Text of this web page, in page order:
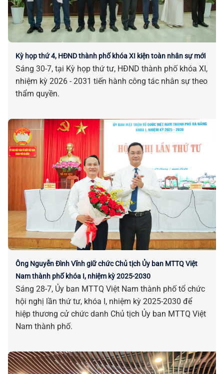
Kỳ họp thứ 4, HĐND thành phố khóa XI kiện toàn nhân sự mới
Sáng 30-7, tại Kỳ họp thứ tư, HĐND thành phố khóa XI,
nhiệm kỳ 2026 - 2031 tiến hành công tác nhân sự theo
thẩm quyền.
Ông Nguyễn Đình Vĩnh giữ chức Chủ tịch Ủy ban MTTQ Việt
Nam thành phố khóa I, nhiệm kỳ 2025-2030
Sáng 28-7, Ủy ban MTTQ Việt Nam thành phố tổ chức
hội nghị lần thứ tư, khóa I, nhiệm kỳ 2025-2030 để
hiệp thương cử chức danh Chủ tịch Ủy ban MTTQ Việt
Nam thành phố.